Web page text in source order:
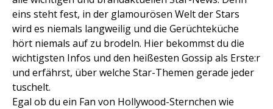
eins steht fest, in der glamourösen Welt der Stars
wird es niemals langweilig und die Gerüchteküche
hört niemals auf zu brodeln. Hier bekommst du die
wichtigsten Infos und den heißesten Gossip als Erste:r
und erfährst, über welche Star-Themen gerade jeder
tuschelt.
Egal ob du ein Fan von Hollywood-Sternchen wie